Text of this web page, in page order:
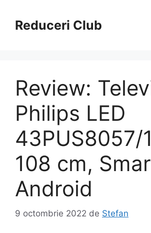
conținutReduceri Club
Review:
Philips LED
43PUS8057/
108 cm,
Android
9 octombrie 2022 de Stefan